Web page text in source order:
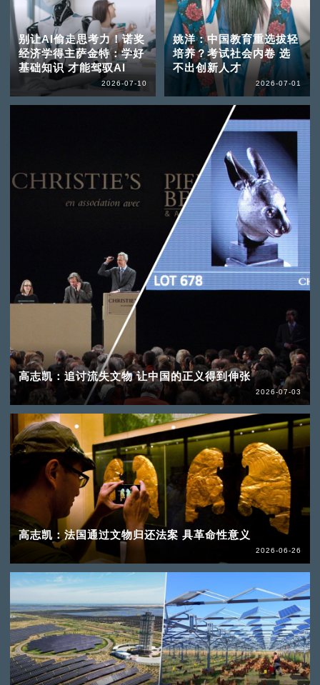
别让AI偷走思考力！诺奖
经济学得主萨金特：学好
基础知识 才能驾驭AI
2026-07-10
高志凯：追讨流失文物 让中国的正义得到伸张
2026-07-03
姚洋：中国教育重选拔轻
培养？考试社会内卷 选
不出创新人才
2026-07-01
高志凯：法国通过文物归还法案 具革命性意义
2026-06-26